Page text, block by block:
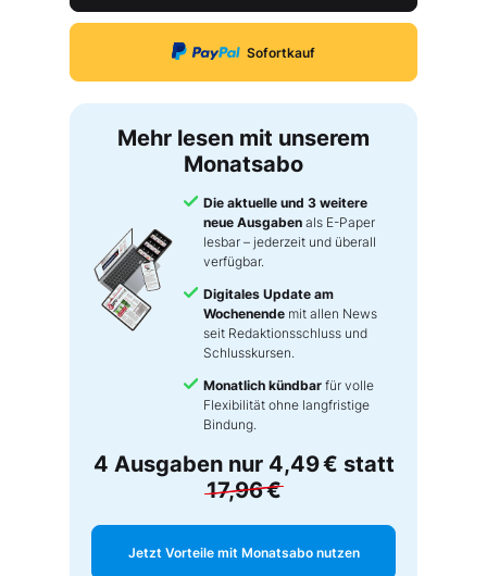
Sofortkauf
Mehr lesen mit unserem
Monatsabo
Die aktuelle und 3 weitere
neue Ausgaben als E-Paper
lesbar – jederzeit und überall
verfügbar.
Digitales Update am
Wochenende mit allen News
seit Redaktionsschluss und
Schlusskursen.
Monatlich kündbar für volle
Flexibilität ohne langfristige
Bindung.
4 Ausgaben nur 4,49 € statt
17,96 €
Jetzt Vorteile mit Monatsabo nutzen